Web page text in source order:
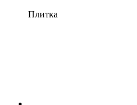
Плитка